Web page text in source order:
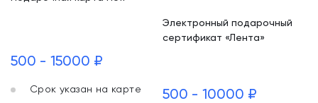
500 - 15000 ₽
Срок указан на карте
Электронный подарочный
сертификат «Лента»
500 - 10000 ₽